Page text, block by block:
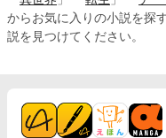
からお気に入りの小説を探
説を見つけてください。